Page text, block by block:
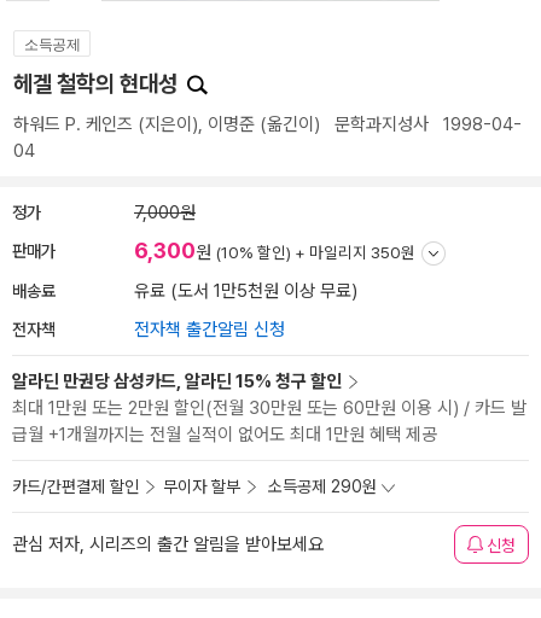
소득공제
헤겔 철학의 현대성
하워드 P. 케인즈 (지은이), 이명준 (옮긴이) 문학과지성사 1998-04-
04
정가 7,000원
판매가 6,300원 (10% 할인) + 마일리지 350원
배송료 유료 (도서 1만5천원 이상 무료)
전자책 전자책 출간알림 신청
알라딘 만권당 삼성카드, 알라딘 15% 청구 할인
최대 1만원 또는 2만원 할인(전월 30만원 또는 60만원 이용 시) / 카드 발
급월 +1개월까지는 전월 실적이 없어도 최대 1만원 혜택 제공
카드/간편결제 할인 무이자 할부 소득공제 290원
관심 저자, 시리즈의 출간 알림을 받아보세요 신청